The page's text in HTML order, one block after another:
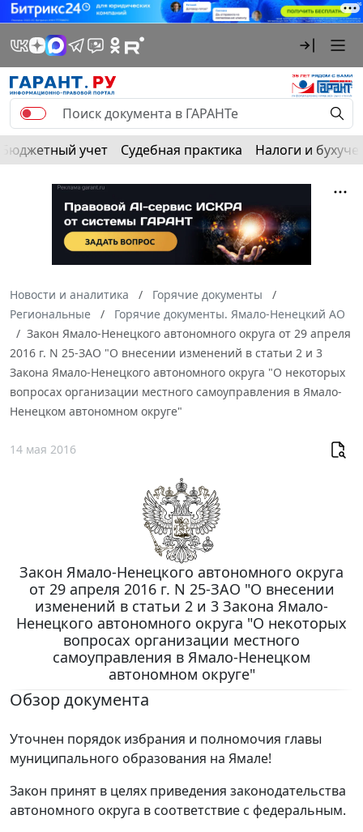
Бюджетный учет Судебная практика Налоги и
Новости и аналитика
Горячие документы
Региональные
Горячие документы. Ямало-Ненецкий АО
Закон Ямало-Ненецкого автономного округа от 29 апреля
2016 г. N 25-ЗАО "О внесении изменений в статьи 2 и 3
Закона Ямало-Ненецкого автономного округа "О некоторых
вопросах организации местного самоуправления в Ямало-
Ненецком автономном округе"
14 мая 2016
Закон Ямало-Ненецкого автономного округа
от 29 апреля 2016 г. N 25-ЗАО "О внесении
изменений в статьи 2 и 3 Закона Ямало-
Ненецкого автономного округа "О некоторых
вопросах организации местного
самоуправления в Ямало-Ненецком
автономном округе"
Обзор документа
Уточнен порядок избрания и полномочия главы
муниципального образования на Ямале!
Закон принят в целях приведения законодательства
автономного округа в соответствие с федеральным.